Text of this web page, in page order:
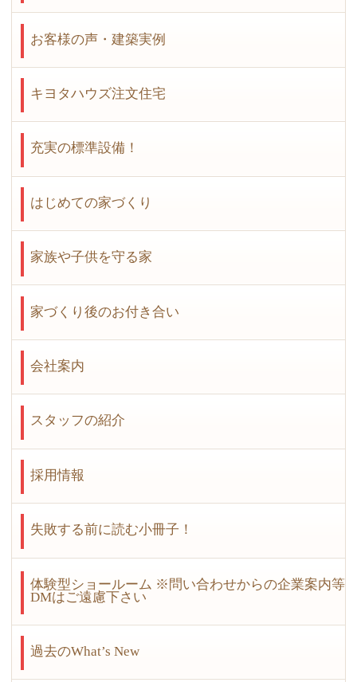
お客様の声・建築実例
キヨタハウズ注文住宅
充実の標準設備！
はじめての家づくり
家族や子供を守る家
家づくり後のお付き合い
会社案内
スタッフの紹介
採用情報
失敗する前に読む小冊子！
体験型ショールーム ※問い合わせからの企業案内等
DMはご遠慮下さい
過去のWhat’s New